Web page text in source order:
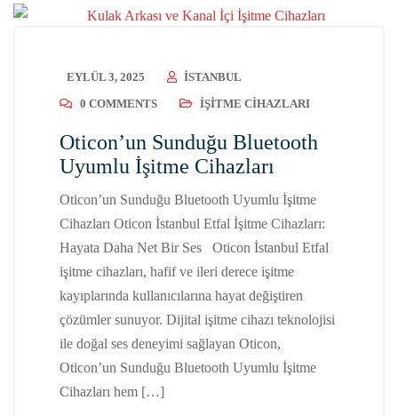
EYLÜL 3, 2025
ISTANBUL
0 COMMENTS
İŞITME CIHAZLARI
Oticon’un Sunduğu Bluetooth
Uyumlu İşitme Cihazları
Oticon’un Sunduğu Bluetooth Uyumlu İşitme
Cihazları Oticon İstanbul Etfal İşitme Cihazları:
Hayata Daha Net Bir Ses Oticon İstanbul Etfal
işitme cihazları, hafif ve ileri derece işitme
kayıplarında kullanıcılarına hayat değiştiren
çözümler sunuyor. Dijital işitme cihazı teknolojisi
ile doğal ses deneyimi sağlayan Oticon,
Oticon’un Sunduğu Bluetooth Uyumlu İşitme
Cihazları hem […]